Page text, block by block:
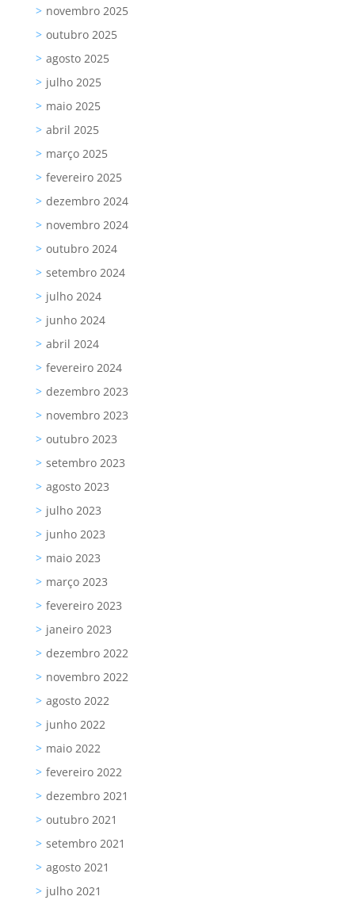
novembro 2025
outubro 2025
agosto 2025
julho 2025
maio 2025
abril 2025
março 2025
fevereiro 2025
dezembro 2024
novembro 2024
outubro 2024
setembro 2024
julho 2024
junho 2024
abril 2024
fevereiro 2024
dezembro 2023
novembro 2023
outubro 2023
setembro 2023
agosto 2023
julho 2023
junho 2023
maio 2023
março 2023
fevereiro 2023
janeiro 2023
dezembro 2022
novembro 2022
agosto 2022
junho 2022
maio 2022
fevereiro 2022
dezembro 2021
outubro 2021
setembro 2021
agosto 2021
julho 2021